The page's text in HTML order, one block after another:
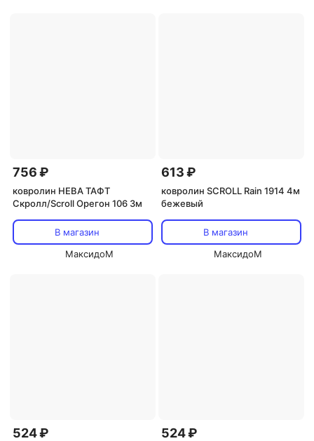
756 ₽
ковролин НЕВА ТАФТ
Скролл/Scroll Орегон 106 3м
В магазин
МаксидоМ
613 ₽
ковролин SCROLL Rain 1914 4м
бежевый
В магазин
МаксидоМ
524 ₽ 524 ₽